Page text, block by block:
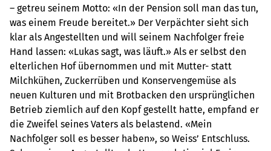
– getreu seinem Motto: «In der Pension soll man das tun,
was einem Freude bereitet.» Der Verpächter sieht sich
klar als Angestellten und will seinem Nachfolger freie
Hand lassen: «Lukas sagt, was läuft.» Als er selbst den
elterlichen Hof übernommen und mit Mutter- statt
Milchkühen, Zuckerrüben und Konservengemüse als
neuen Kulturen und mit Brotbacken den ursprünglichen
Betrieb ziemlich auf den Kopf gestellt hatte, empfand er
die Zweifel seines Vaters als belastend. «Mein
Nachfolger soll es besser haben», so Weiss’ Entschluss.